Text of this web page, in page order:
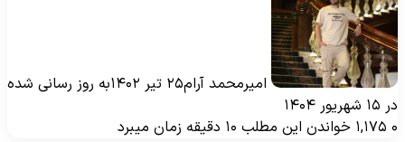
امیرمحمد آرام۲۵ تیر ۱۴۰۲
به روز رسانی شده
۱۴۰۴
خواندن این مطلب ۱۰ دقیقه زمان میبرد